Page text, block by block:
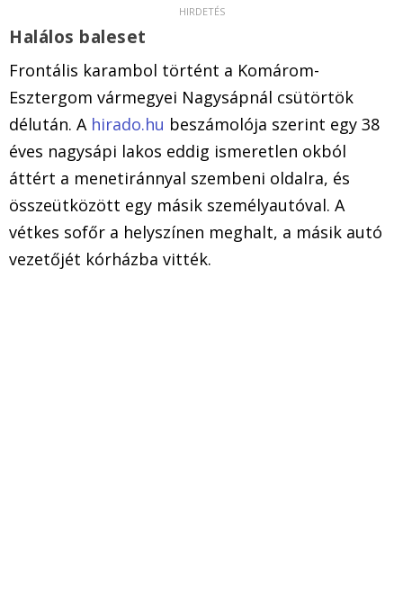
Halálos baleset
Frontális karambol történt a Komárom-
Esztergom vármegyei Nagysápnál csütörtök
délután. A hirado.hu beszámolója szerint egy 38
éves nagysápi lakos eddig ismeretlen okból
áttért a menetiránnyal szembeni oldalra, és
összeütközött egy másik személyautóval. A
vétkes sofőr a helyszínen meghalt, a másik autó
vezetőjét kórházba vitték.